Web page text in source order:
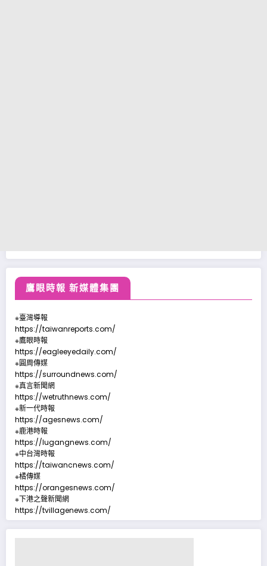
鷹眼時報 新媒體集團
※臺灣導報
https://taiwanreports.com/
※鷹眼時報
https://eagleeyedaily.com/
※圓周傳媒
https://surroundnews.com/
※真言新聞網
https://wetruthnews.com/
※新一代時報
https://agesnews.com/
※鹿港時報
https://lugangnews.com/
※中台灣時報
https://taiwancnews.com/
※橘傳媒
https://orangesnews.com/
※下港之聲新聞網
https://tvillagenews.com/